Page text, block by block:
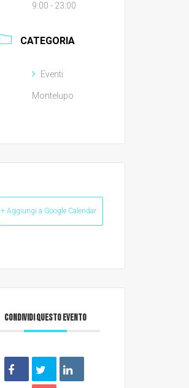
9:00 - 23:00
CATEGORIA
Eventi
Montelupo
+ Aggiungi a Google Calendar
CONDIVIDI QUESTO EVENTO